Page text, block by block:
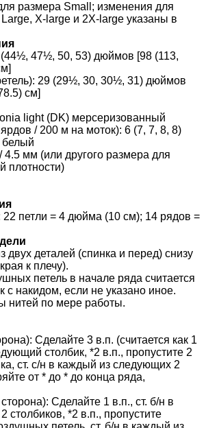
размера Small; изменения для
X-large и 2X-large указаны в
47½, 50, 53) дюймов [98 (113,
29 (29½, 30, 30½, 31) дюймов
см]
light (DK) мерсеризованный
/ 200 м на моток): 6 (7, 7, 8, 8)
белый
4.5 мм (или другого размера для
плотности)
петли = 4 дюйма (10 см); 14 рядов =
двух деталей (спинка и перед) снизу
к плечу).
петель в начале ряда считается
с накидом, если не указано иное.
нитей по мере работы.
Сделайте 3 в.п. (считается как 1
столбик, *2 в.п., пропустите 2
ст. с/н в каждый из следующих 2
от * до * до конца ряда,
Сделайте 1 в.п., ст. б/н в
столбиков, *2 в.п., пропустите